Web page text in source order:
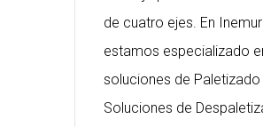
de cuatro ejes. En Inemur
estamos especializado
soluciones de Paletizado
Soluciones de